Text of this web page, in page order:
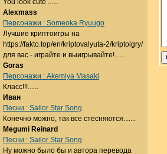
You look cute ......
Alexmass
Персонажи : Someoka Ryuugo
Лучшие криптоигры на
https://fakto.top/en/kriptovalyuta-2/kriptoigry/
для вас - играйте и выигрывайте!......
Goras
Персонажи : Akemiya Masaki
Класс!!!......
Иван
Песни : Sailor Star Song
Конечно можно, так все стесняются.......
Megumi Reinard
Песни : Sailor Star Song
Ну можно было бы и автора перевода